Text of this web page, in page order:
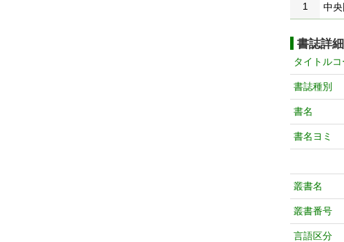
1
中
書誌詳細
タイトルコ
書誌種別
書名
書名ヨミ
叢書名
叢書番号
言語区分